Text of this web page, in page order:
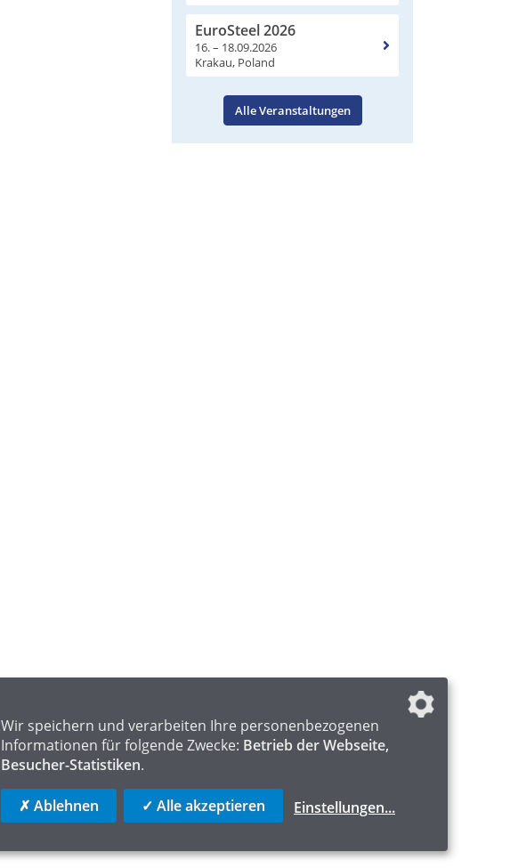
EuroSteel 2026
16. – 18.09.2026
Krakau, Poland
Alle Veranstaltungen
IMPRESSUM FAQ
HOME OF LOGISTICS
Wir speichern und verarbeiten Ihre personenbezogenen
Informationen für folgende Zwecke: Betrieb der Webseite,
Besucher-Statistiken.
✗ Ablehnen ✓ Alle akzeptieren Einstellungen...